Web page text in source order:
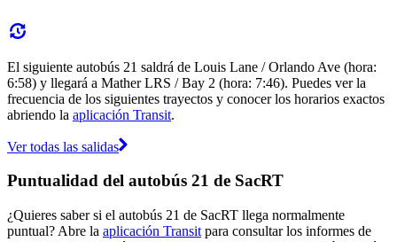
El siguiente autobús 21 saldrá de Louis Lane / Orlando Ave (hora:
6:58) y llegará a Mather LRS / Bay 2 (hora: 7:46). Puedes ver la
frecuencia de los siguientes trayectos y conocer los horarios exactos
abriendo la aplicación Transit.
Ver todas las salidas
Puntualidad del autobús 21 de SacRT
¿Quieres saber si el autobús 21 de SacRT llega normalmente
puntual? Abre la aplicación Transit para consultar los informes de